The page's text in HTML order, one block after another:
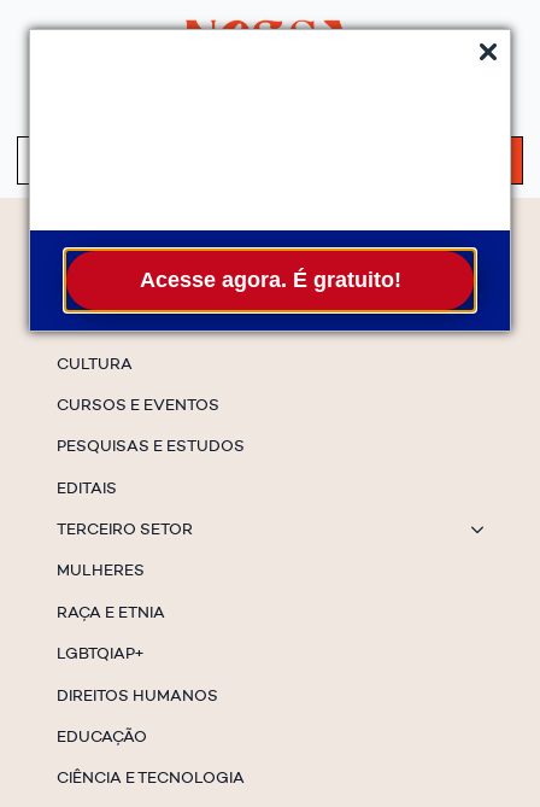
Acesse agora. É gratuito!
Temas
CULTURA
CURSOS E EVENTOS
PESQUISAS E ESTUDOS
EDITAIS
TERCEIRO SETOR
MULHERES
RAÇA E ETNIA
LGBTQIAP+
DIREITOS HUMANOS
EDUCAÇÃO
CIÊNCIA E TECNOLOGIA